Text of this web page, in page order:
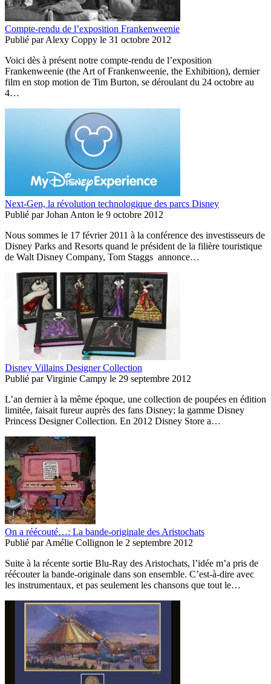
Compte-rendu de l’exposition Frankenweenie
Publié parAlexy Coppy le 31 octobre 2012
Voici dès à présent notre compte-rendu de l’exposition
Frankenweenie (the Art of Frankenweenie, the Exhibition), dernier
film en stop motion de Tim Burton, se déroulant du 24 octobre au
4…
Next-Gen, la révolution technologique des parcs Disney
Publié parJohan Anton le 9 octobre 2012
Nous sommes le 17 février 2011 à la conférence des investisseurs de
Disney Parks and Resorts quand le président de la filière touristique
de Walt Disney Company, Tom Staggs annonce…
Disney Villains Designer Collection
Publié parVirginie Campy le 29 septembre 2012
L’an dernier à la même époque, une collection de poupées en édition
limitée, faisait fureur auprès des fans Disney; la gamme Disney
Princess Designer Collection. En 2012 Disney Store a…
On a réécouté…: La bande-originale des Aristochats
Publié parAmélie Collignon le 2 septembre 2012
Suite à la récente sortie Blu-Ray des Aristochats, l’idée m’a pris de
réécouter la bande-originale dans son ensemble. C’est-à-dire avec
les instrumentaux, et pas seulement les chansons que tout le…